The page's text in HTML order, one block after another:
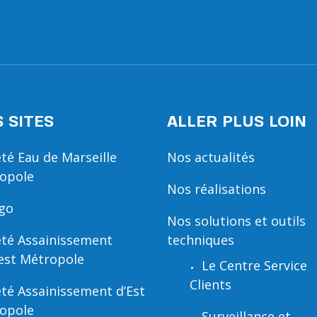
SITES
Eau de Marseille
Assainissement
Métropole
Assainissement d’Est
ALLER PLUS LOIN
Nos actualités
Nos réalisations
Nos solutions et outils
techniques
Le Centre Service
Clients